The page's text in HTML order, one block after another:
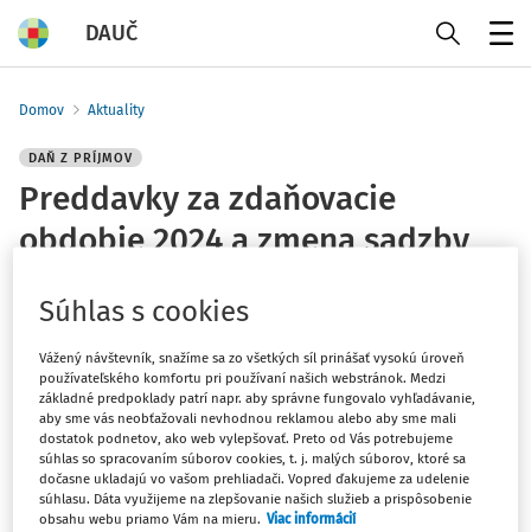
DAUČ
Domov Aktuality
DAŇ Z PRÍJMOV
Preddavky za zdaňovacie
obdobie 2024 a zmena sadzby
Vydané: 26. 1. 2025
1 minúta čítania
Súvisiace dokumenty (4)
Vzhľadom na zmenu daňových sadzieb od 1. januára 2025
má daňovník povinnosť prepočítať preddavky platené
do termínu na podanie daňového priznania za
Súhlas s cookies
Vážený návštevník, snažíme sa zo všetkých síl prinášať vysokú úroveň
používateľského komfortu pri používaní našich webstránok. Medzi
základné predpoklady patrí napr. aby správne fungovalo vyhľadávanie,
aby sme vás neobťažovali nevhodnou reklamou alebo aby sme mali
dostatok podnetov, ako web vylepšovať. Preto od Vás potrebujeme
súhlas so spracovaním súborov cookies, t. j. malých súborov, ktoré sa
dočasne ukladajú vo vašom prehliadači. Vopred ďakujeme za udelenie
súhlasu. Dáta využijeme na zlepšovanie našich služieb a prispôsobenie
obsahu webu priamo Vám na mieru. Viac informácií